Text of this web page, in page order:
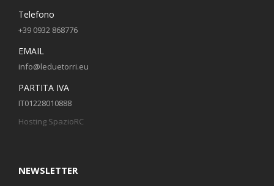
Telefono
+39 0932 868776
EMAIL
info@leduetorri.eu
PARTITA IVA
IT01228010888
Hosting SpazioRC
NEWSLETTER